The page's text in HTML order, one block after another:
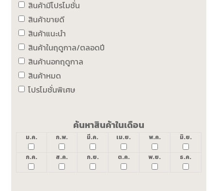
สินค้ามีโปรโมชั่น
สินค้าขายดี
สินค้าแนะนำ
สินค้าในฤดูกาล/ตลอดปี
สินค้านอกฤดูกาล
สินค้าหมด
โปรโมชั่นพิเศษ
ค้นหาสินค้าในเดือน
ม.ค. ก.พ. มี.ค. เม.ย. พ.ค. มิ.ย.
ก.ค. ส.ค. ก.ย. ต.ค. พ.ย. ธ.ค.